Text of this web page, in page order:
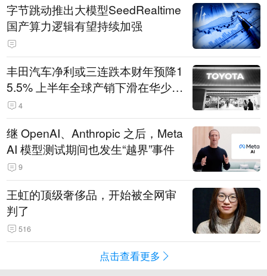
字节跳动推出大模型SeedRealtime
国产算力逻辑有望持续加强
丰田汽车净利或三连跌本财年预降1
5.5% 上半年全球产销下滑在华少卖
14.3万辆
4
继 OpenAI、Anthropic 之后，Meta
AI 模型测试期间也发生“越界”事件
9
王虹的顶级奢侈品，开始被全网审
判了
516
点击查看更多